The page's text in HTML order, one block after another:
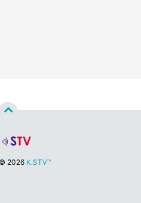
2026 K.STV™